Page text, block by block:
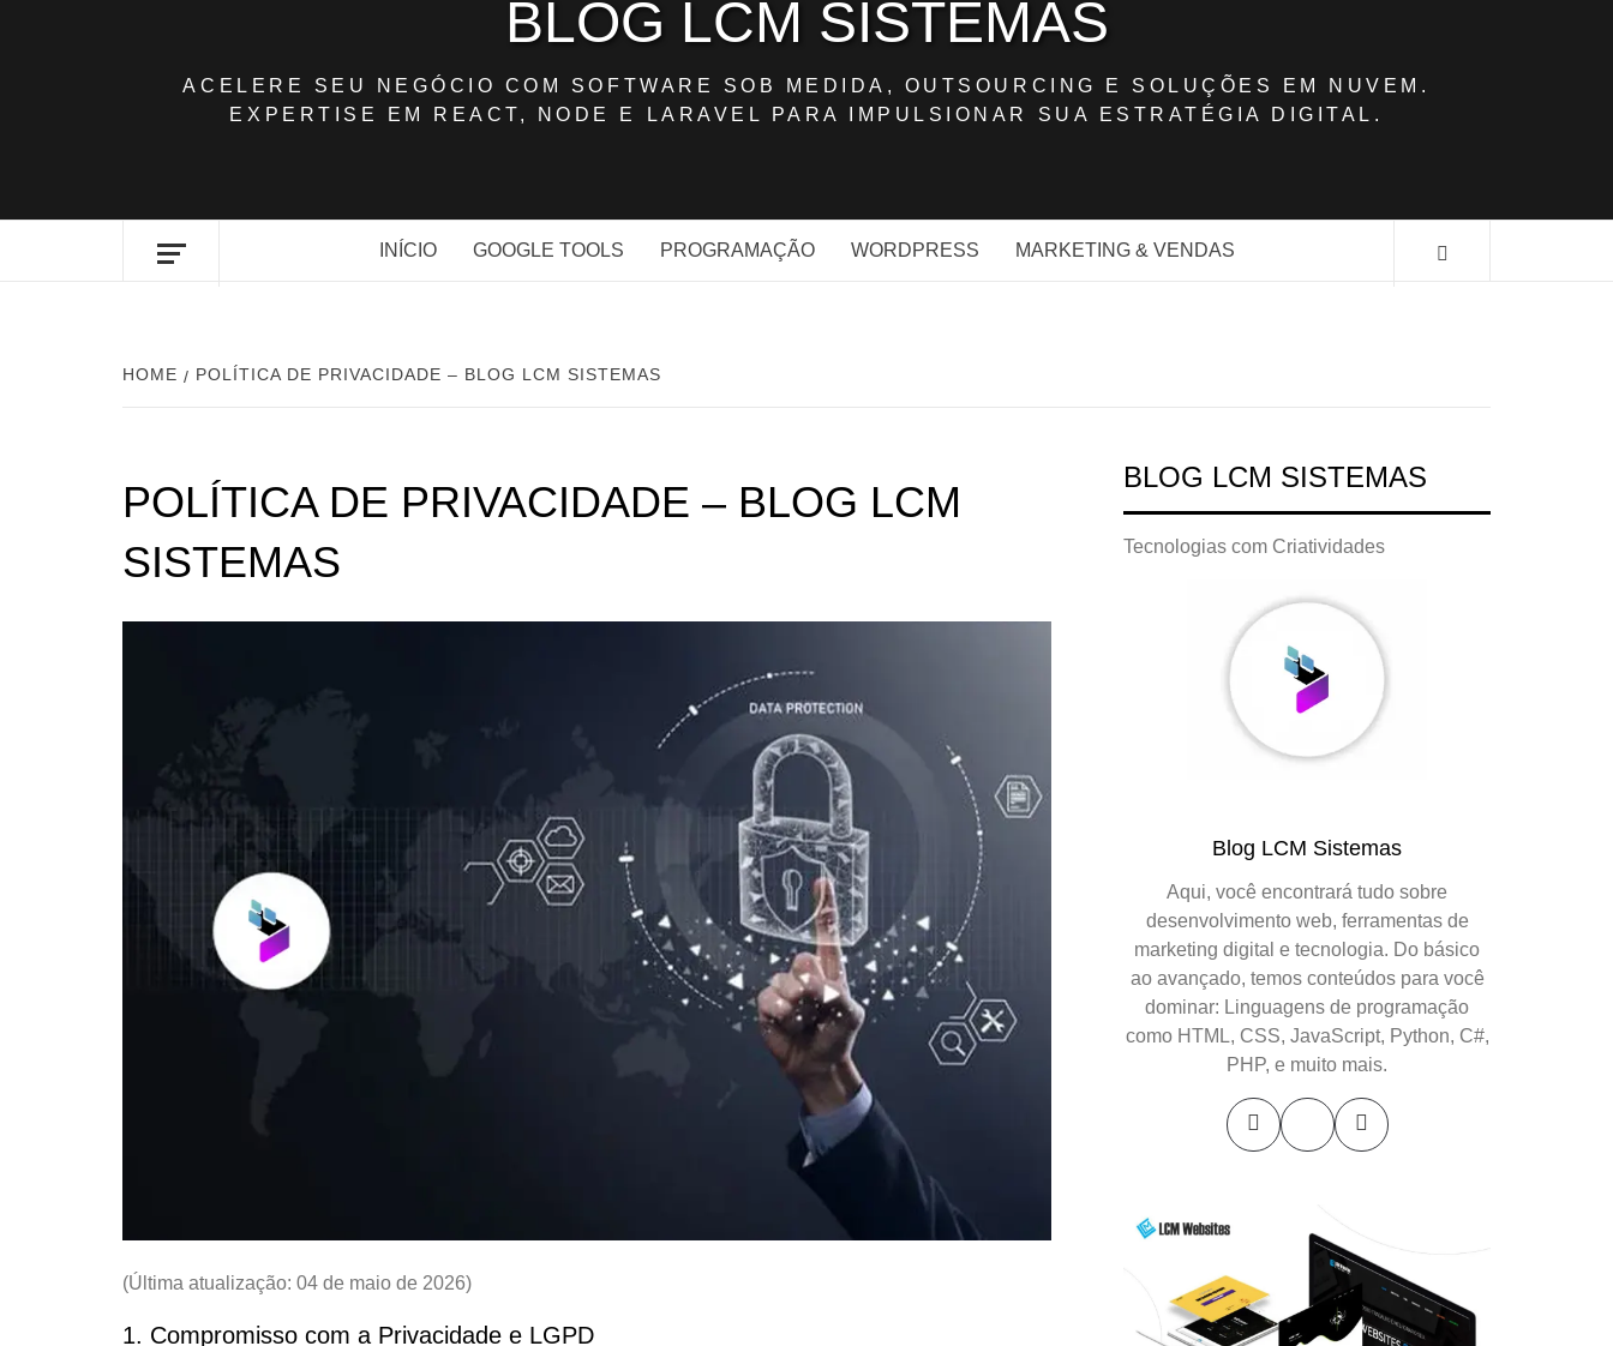
BLOG LCM SISTEMAS
ACELERE SEU NEGÓCIO COM SOFTWARE SOB MEDIDA, OUTSOURCING E SOLUÇÕES EM NUVEM.
EXPERTISE EM REACT, NODE E LARAVEL PARA IMPULSIONAR SUA ESTRATÉGIA DIGITAL.
INÍCIO GOOGLE TOOLS PROGRAMAÇÃO WORDPRESS MARKETING & VENDAS
HOME POLÍTICA DE PRIVACIDADE – BLOG LCM SISTEMAS
POLÍTICA DE PRIVACIDADE – BLOG LCM
SISTEMAS
(Última atualização: 04 de maio de 2026)
1. Compromisso com a Privacidade e LGPD
BLOG LCM SISTEMAS
Tecnologias com Criatividades
Blog LCM Sistemas
Aqui, você encontrará tudo sobre
desenvolvimento web, ferramentas de
marketing digital e tecnologia. Do básico
ao avançado, temos conteúdos para você
dominar: Linguagens de programação
como HTML, CSS, JavaScript, Python, C#,
PHP, e muito mais.